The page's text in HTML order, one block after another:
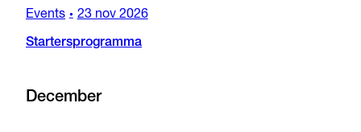
Events • 23 nov 2026
Startersprogramma
December